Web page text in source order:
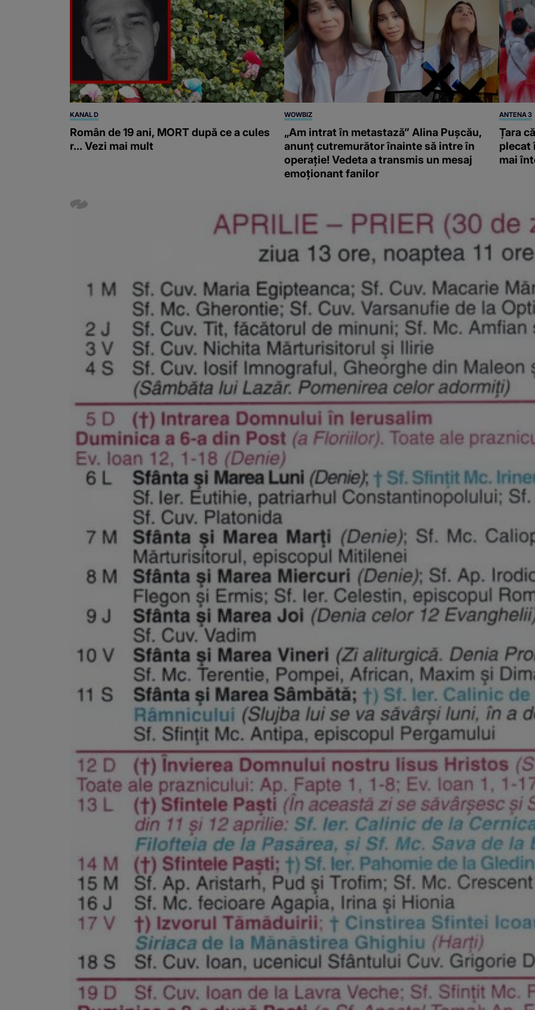
KANAL D
Român de 19 ani, MORT după ce a cules
r... Vezi mai mult
WOWBIZ
„Am intrat în metastază” Alina Pușcău,
anunț cutremurător înainte să intre în
operație! Vedeta a transmis un mesaj
emoționant fanilor
ANTENA 3
Țara
plecat
mai